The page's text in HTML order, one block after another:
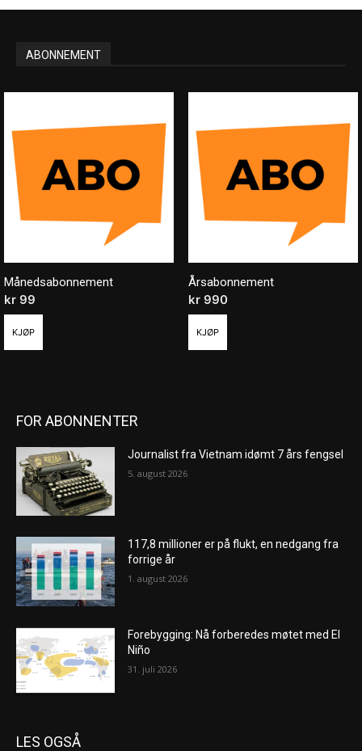
ABONNEMENT
Månedsabonnement
kr 99
KJØP
Årsabonnement
kr990
KJØP
FOR ABONNENTER
Journalist fra Vietnam idømt 7 års fengsel
5. august 2026
117,8 millioner er på flukt, en nedgang fra
forrige år
1. august 2026
Forebygging: Nå forberedes møtet med El
Niño
31. juli 2026
LES OGSÅ